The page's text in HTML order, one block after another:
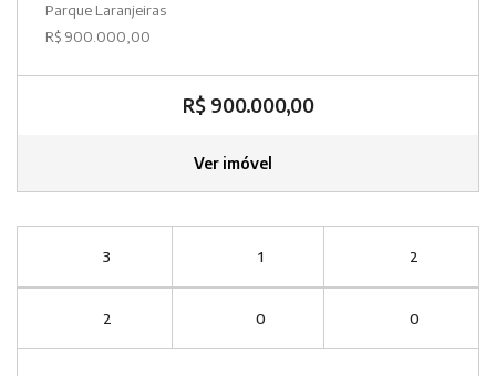
Parque Laranjeiras
R$ 900.000,00
R$ 900.000,00
Ver imóvel
3 1 2
2 0 0